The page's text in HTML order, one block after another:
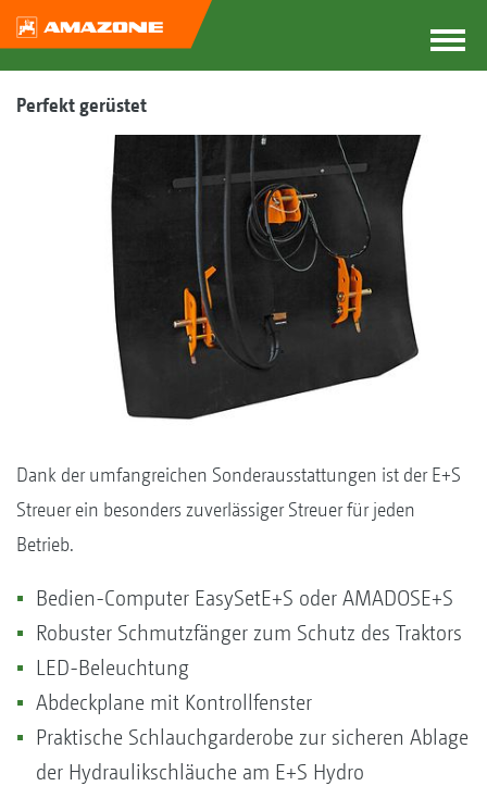
Perfekt gerüstet
Dank der umfangreichen Sonderausstattungen ist der E+S
Streuer ein besonders zuverlässiger Streuer für jeden
Betrieb.
Bedien-Computer EasySetE+S oder AMADOSE+S
Robuster Schmutzfänger zum Schutz des Traktors
LED-Beleuchtung
Abdeckplane mit Kontrollfenster
Praktische Schlauchgarderobe zur sicheren Ablage
der Hydraulikschläuche am E+S Hydro